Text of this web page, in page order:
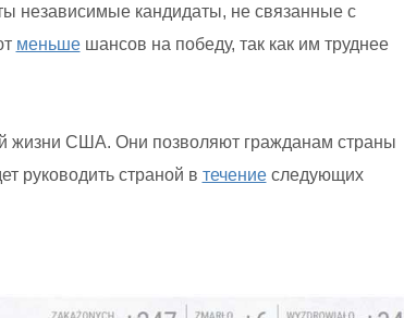
независимые кандидаты, не связанные с
меньшешансов на победу, так как им труднее
жизни США. Они позволяют гражданам страны
руководить страной в течениеследующих